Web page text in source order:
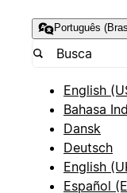
Português
English
Bahasa
Dansk
Deutsch
English
Español